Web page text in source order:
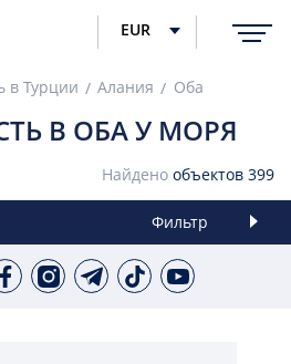
EUR
в Турции Алания Оба
В ОБА У МОРЯ
Найдено объектов 399
Фильтр